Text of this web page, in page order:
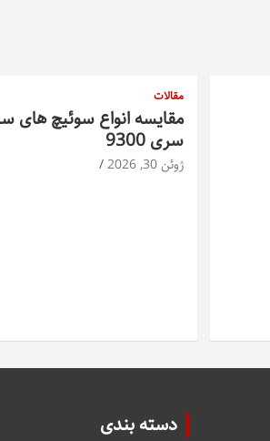
مقالات
مقایسه انواع سوئیچ های
سری 9300
ژوئن 30, 2026
دسته بندی